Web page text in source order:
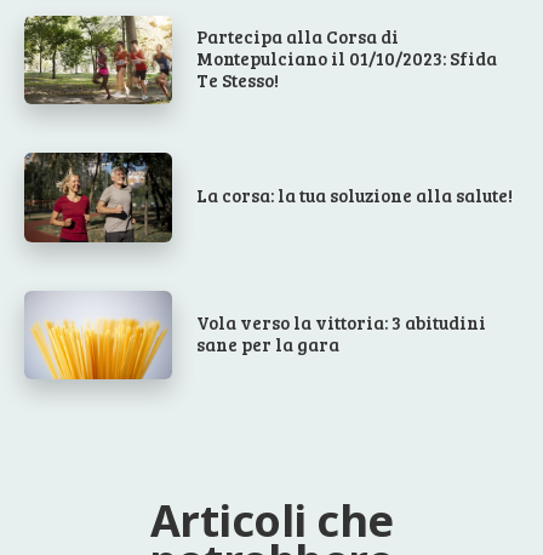
Partecipa alla Corsa di
Montepulciano il 01/10/2023: Sfida
Te Stesso!
La corsa: la tua soluzione alla salute!
Vola verso la vittoria: 3 abitudini
sane per la gara
Articoli che